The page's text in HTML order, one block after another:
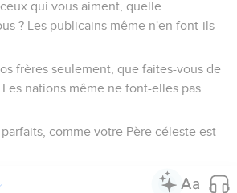
qui vous aiment, quelle
? Les publicains même n'en font-ils
frères seulement, que faites-vous de
nations même ne font-elles pas
comme votre Père céleste est